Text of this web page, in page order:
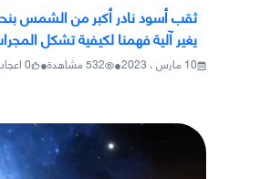
ثقب أسود نادر أكبر من الشمس
يغير آلية فهمنا لكيفية تشكل
10 مارس ، 2023 •
532مشاهدة•
0